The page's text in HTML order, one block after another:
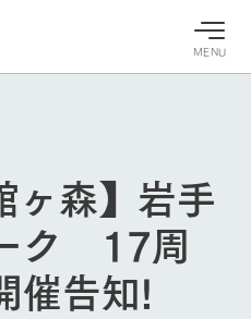
MENU
る情報
イベン
ト/フェ
ア
牧場の楽
ヶ森】岩手
ク 17周
告知!